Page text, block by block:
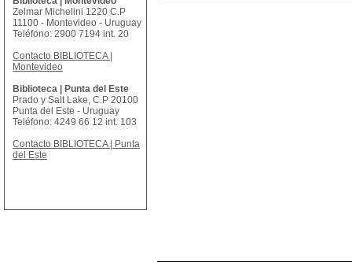
Zelmar Michelini 1220 C.P
11100 - Montevideo - Uruguay
Teléfono: 2900 7194 int. 20
Contacto BIBLIOTECA |
Montevideo
Biblioteca | Punta del Este
Prado y Salt Lake, C.P 20100
Punta del Este - Uruguay
Teléfono: 4249 66 12 int. 103
Contacto BIBLIOTECA | Punta
del Este